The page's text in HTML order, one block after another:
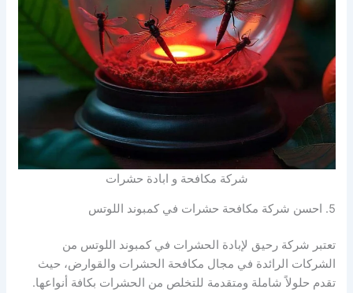
شركة مكافحة و ابادة حشرات
5. احسن شركة مكافحة حشرات في كمبوند اللوتس
تعتبر شركة رحيق لإبادة الحشرات في كمبوند اللوتس من
الشركات الرائدة في مجال مكافحة الحشرات والقوارض، حيث
تقدم حلولاً شاملة ومتقدمة للتخلص من الحشرات بكافة أنواعها.